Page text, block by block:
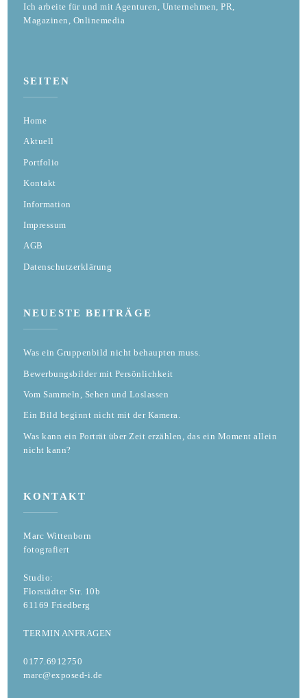
Ich arbeite für und mit Agenturen, Unternehmen, PR,
Magazinen, Onlinemedia
SEITEN
Home
Aktuell
Portfolio
Kontakt
Information
Impressum
AGB
Datenschutzerklärung
NEUESTE BEITRÄGE
Was ein Gruppenbild nicht behaupten muss.
Bewerbungsbilder mit Persönlichkeit
Vom Sammeln, Sehen und Loslassen
Ein Bild beginnt nicht mit der Kamera.
Was kann ein Porträt über Zeit erzählen, das ein Moment allein
nicht kann?
KONTAKT
Marc Wittenborn
fotografiert
Studio:
Florstädter Str. 10b
61169 Friedberg
TERMIN ANFRAGEN
0177.6912750
marc@exposed-i.de